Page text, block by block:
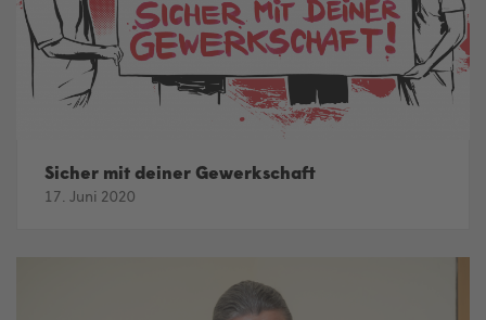
Sicher mit deiner Gewerkschaft
17. Juni 2020